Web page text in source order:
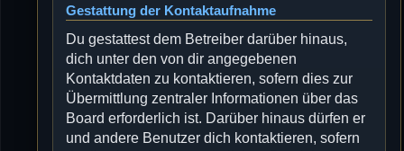
Gestattung der Kontaktaufnahme
Du gestattest dem Betreiber darüber hinaus,
dich unter den von dir angegebenen
Kontaktdaten zu kontaktieren, sofern dies zur
Übermittlung zentraler Informationen über das
Board erforderlich ist. Darüber hinaus dürfen er
und andere Benutzer dich kontaktieren, sofern